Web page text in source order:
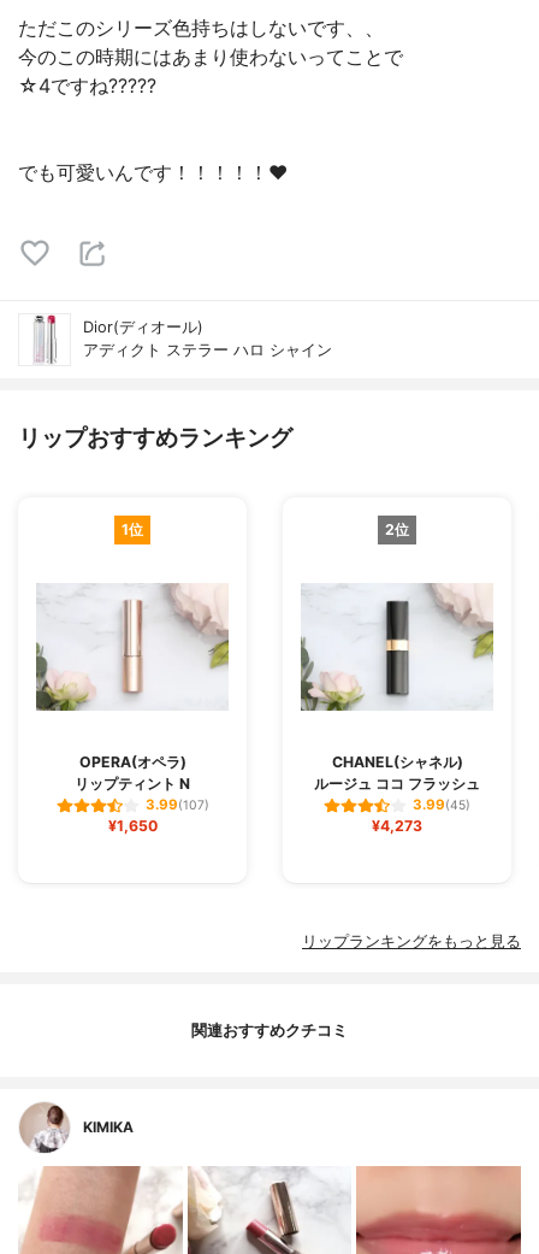
ただこのシリーズ色持ちはしないです、、
今のこの時期にはあまり使わないってことで
☆4ですね?????
でも可愛いんです！！！！！❤
Dior(ディオール)
アディクト ステラー ハロ シャイン
リップおすすめランキング
1位
OPERA(オペラ)
リップティント N
3.99(107)
¥1,650
2位
CHANEL(シャネル)
ルージュ ココ フラッシュ
3.99(45)
¥4,273
リップランキングをもっと見る
関連おすすめクチコミ
KIMIKA